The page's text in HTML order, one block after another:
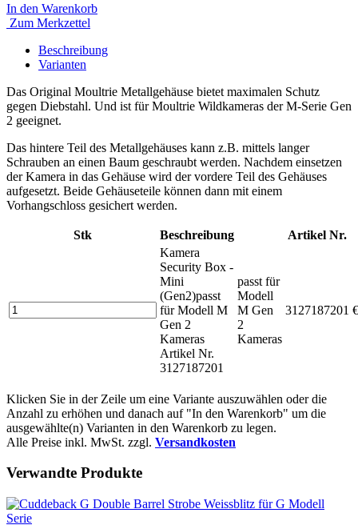
In den Warenkorb
Zum Merkzettel
Beschreibung
Varianten
Das Original Moultrie Metallgehäuse bietet maximalen Schutz
gegen Diebstahl. Und ist für Moultrie Wildkameras der M-Serie Gen
2 geeignet.
Das hintere Teil des Metallgehäuses kann z.B. mittels langer
Schrauben an einen Baum geschraubt werden. Nachdem einsetzen
der Kamera in das Gehäuse wird der vordere Teil des Gehäuses
aufgesetzt. Beide Gehäuseteile können dann mit einem
Vorhangschloss gesichert werden.
Stk Beschreibung
Artikel Nr.
Kamera
Security Box -
Mini
(Gen2)passt
für Modell M
Gen 2
Kameras
Artikel Nr.
3127187201
passt für
Modell
M Gen
2
Kameras
3127187201
Klicken Sie in der Zeile um eine Variante auszuwählen oder die
Anzahl zu erhöhen und danach auf "In den Warenkorb" um die
ausgewählte(n) Varianten in den Warenkorb zu legen.
Alle Preise inkl. MwSt. zzgl. Versandkosten
Verwandte Produkte